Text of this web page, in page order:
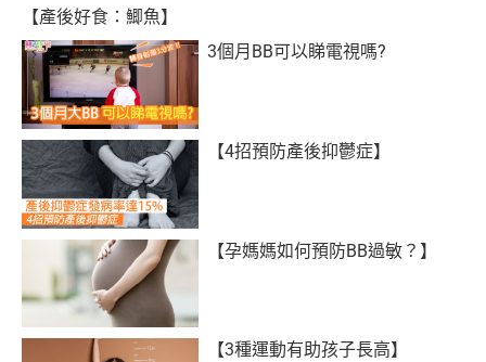
【產後好食：鯽魚】
3個月BB可以睇電視嗎?
【4招預防產後抑鬱症】
【孕媽媽如何預防BB過敏？】
【3種運動有助孩子長高】